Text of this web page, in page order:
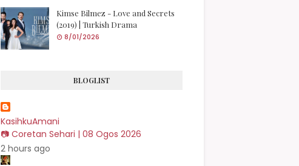
Kimse Bilmez - Love and Secrets
(2019) | Turkish Drama
8/01/2026
BLOGLIST
KasihkuAmani
📷 Coretan Sehari | 08 Ogos 2026
2 hours ago